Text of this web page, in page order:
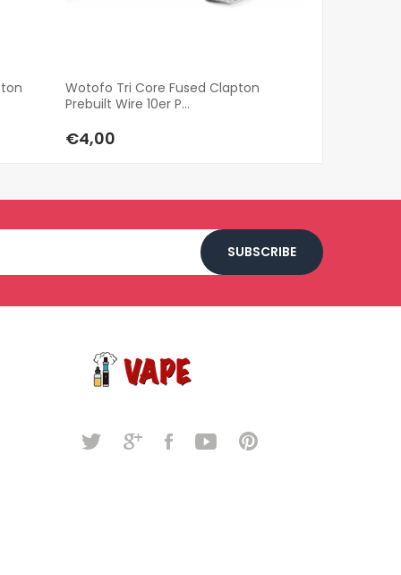
Wotofo Tri Core Fused Clapton
Prebuilt Wire 10er P...
€4,00
SUBSCRIBE